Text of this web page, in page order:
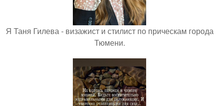
Я Таня Гилева - визажист и стилист по прическам города
Тюмени.